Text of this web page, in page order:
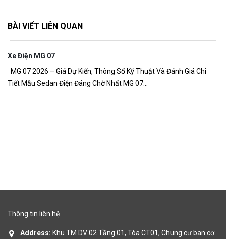
BÀI VIẾT LIÊN QUAN
Xe Điện MG 07
MG 07 2026 – Giá Dự Kiến, Thông Số Kỹ Thuật Và Đánh Giá Chi
Tiết Mẫu Sedan Điện Đáng Chờ Nhất MG 07...
Thông tin liên hệ
Address: Khu TM DV 02 Tầng 01, Tòa CT01, Chung cư ban cơ